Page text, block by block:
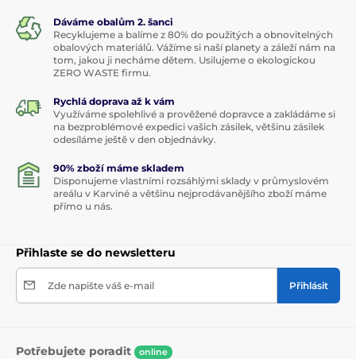
Dáváme obalům 2. šanci
Recyklujeme a balíme z 80% do použitých a obnovitelných
obalových materiálů. Vážíme si naší planety a záleží nám na
tom, jakou ji necháme dětem. Usilujeme o ekologickou
ZERO WASTE firmu.
Rychlá doprava až k vám
Využíváme spolehlivé a prověžené dopravce a zakládáme si
na bezproblémové expedici vašich zásilek, většinu zásilek
odesíláme ještě v den objednávky.
90% zboží máme skladem
Disponujeme vlastními rozsáhlými sklady v průmyslovém
areálu v Karviné a většinu nejprodávanějšího zboží máme
přímo u nás.
Přihlaste se do newsletteru
Zde napište váš e-mail Přihlásit
Potřebujete poradit online